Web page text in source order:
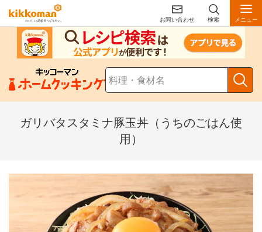
お問い合わせ 検索 メニュー
ガリバタスタミナ豚玉丼（うちのごはん使
用）